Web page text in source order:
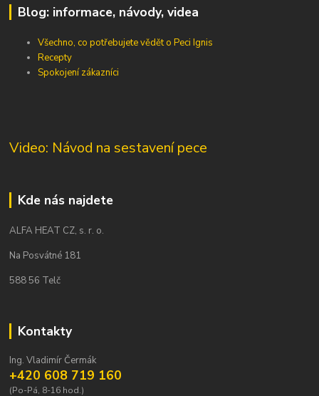
Blog: informace, návody, videa
Všechno, co potřebujete vědět o Peci Ignis
Recepty
Spokojení zákazníci
Video: Návod na sestavení pece
Kde nás najdete
ALFA HEAT CZ, s. r. o.
Na Posvátné 181
588 56 Telč
Kontakty
Ing. Vladimír Čermák
+420 608 719 160
(Po-Pá, 8-16 hod.)